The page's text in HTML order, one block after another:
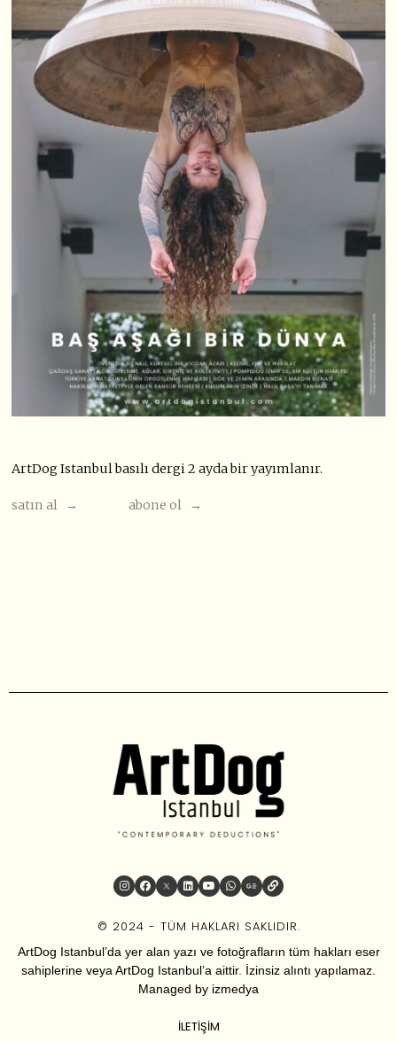
ArtDog Istanbul basılı dergi 2 ayda bir yayımlanır.
satın al → abone ol →
© 2024 - TÜM HAKLARI SAKLIDIR.
ArtDog Istanbul’da yer alan yazı ve fotoğrafların tüm hakları eser
sahiplerine veya ArtDog Istanbul’a aittir. İzinsiz alıntı yapılamaz.
Managed by izmedya
İLETIŞIM